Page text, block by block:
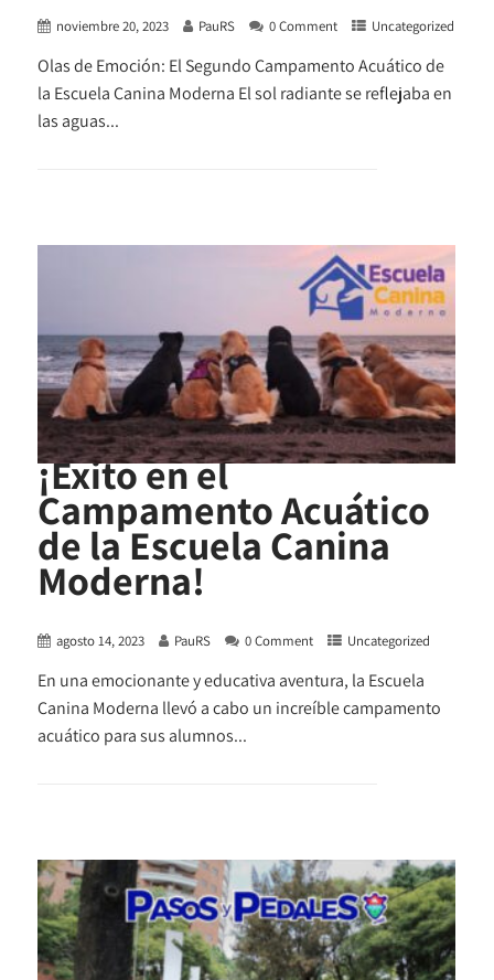
noviembre 20, 2023 PauRS 0 Comment Uncategorized
Olas de Emoción: El Segundo Campamento Acuático de
la Escuela Canina Moderna El sol radiante se reflejaba en
las aguas...
¡Éxito en el
Campamento Acuático
de la Escuela Canina
Moderna!
agosto 14, 2023 PauRS 0 Comment Uncategorized
En una emocionante y educativa aventura, la Escuela
Canina Moderna llevó a cabo un increíble campamento
acuático para sus alumnos...